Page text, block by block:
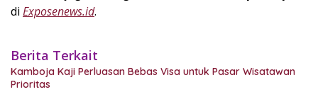
di Exposenews.id.
Berita Terkait
Kamboja Kaji Perluasan Bebas Visa untuk Pasar Wisatawan
Prioritas